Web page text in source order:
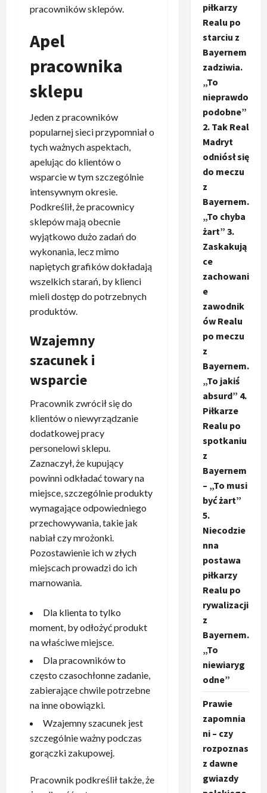
pracowników sklepów.
Apel
pracownika
sklepu
Jeden z pracowników
popularnej sieci przypomniał o
tych ważnych aspektach,
apelując do klientów o
wsparcie w tym szczególnie
intensywnym okresie.
Podkreślił, że pracownicy
sklepów mają obecnie
wyjątkowo dużo zadań do
wykonania, lecz mimo
napiętych grafików dokładają
wszelkich starań, by klienci
mieli dostęp do potrzebnych
produktów.
Wzajemny
szacunek i
wsparcie
Pracownik zwrócił się do
klientów o niewyrządzanie
dodatkowej pracy
personelowi sklepu.
Zaznaczył, że kupujący
powinni odkładać towary na
miejsce, szczególnie produkty
wymagające odpowiedniego
przechowywania, takie jak
nabiał czy mrożonki.
Pozostawienie ich w złych
miejscach prowadzi do ich
marnowania.
Dla klienta to tylko
moment, by odłożyć produkt
na właściwe miejsce.
Dla pracowników to
często czasochłonne zadanie,
zabierające chwile potrzebne
na inne obowiązki.
Wzajemny szacunek jest
szczególnie ważny podczas
gorączki zakupowej.
Pracownik podkreślił także, że
piłkarzy
Realu po
starciu z
Bayernem
zadziwia.
„To
nieprawdo
podobne”
2. Tak Real
Madryt
odniósł się
do meczu
z
Bayernem.
„To chyba
żart” 3.
Zaskakują
ce
zachowani
e
zawodnik
ów Realu
po meczu
z
Bayernem.
„To jakiś
absurd” 4.
Piłkarze
Realu po
spotkaniu
z
Bayernem
– „To musi
być żart”
5.
Niecodzie
nna
postawa
piłkarzy
Realu po
rywalizacji
z
Bayernem.
„To
niewiaryg
odne”
Prawie
zapomnia
ni – czy
rozpoznas
z dawne
gwiazdy